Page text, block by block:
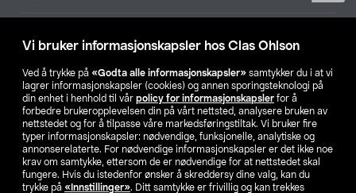
Vi bruker informasjonskapsler hos Clas Ohlson
Ved å trykke på «Godta alle informasjonskapsler» samtykker du i at vi
lagrer informasjonskapsler (cookies) og annen sporingsteknologi på
din enhet i henhold til vår policy for informasjonskapsler for å
forbedre brukeropplevelsen din på vårt nettsted, analysere bruken av
nettstedet og for å tilpasse våre markedsføringstiltak. Vi bruker fire
typer informasjonskapsler: nødvendige, funksjonelle, analytiske og
annonserelaterte. For nødvendige informasjonskapsler er det ikke noe
krav om samtykke, ettersom de er nødvendige for at nettstedet skal
fungere. Hvis du istedenfor ønsker å skreddersy dine valg, kan du
trykke på «Innstillinger». Ditt samtykke er frivillig og kan trekkes
Våre selskaper
Finn din butikk
SE NO FI